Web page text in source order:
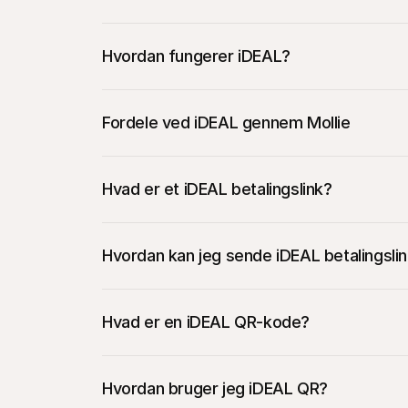
Hvordan fungerer iDEAL?
Fordele ved iDEAL gennem Mollie
Hvad er et iDEAL betalingslink?
Hvordan kan jeg sende iDEAL
Gå til sektionen "Betalinger" og vælg
Hvad er en iDEAL QR-kode?
En iDEAL QR-kode er en specifik type QR-
forbrugere nemt og sikkert foretage
Hvordan bruger jeg iDEAL QR?